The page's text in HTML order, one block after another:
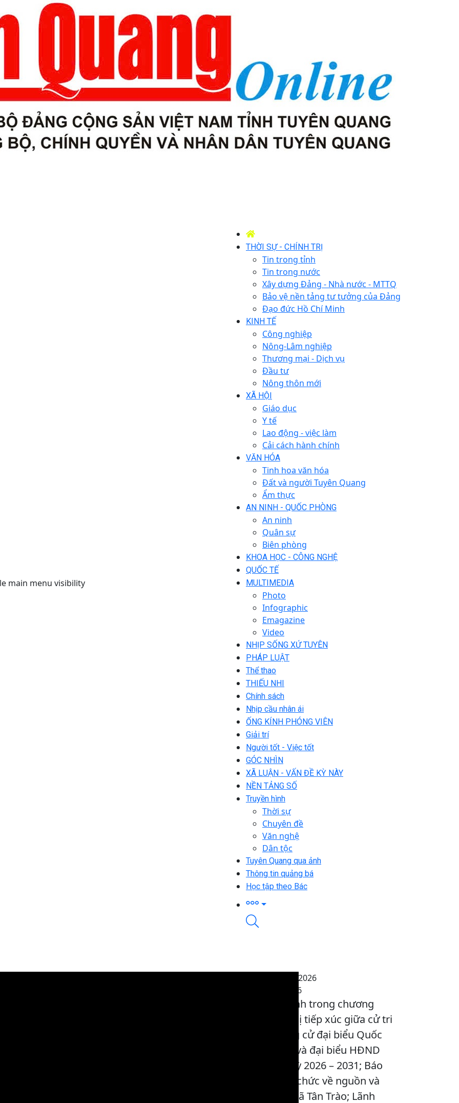
main menu visibility
THỜI SỰ - CHÍNH TRỊ
Tin trong tỉnh
Tin trong nước
Xây dựng Đảng - Nhà nước - MTTQ
Bảo vệ nền tảng tư tưởng của Đảng
Đạo đức Hồ Chí Minh
KINH TẾ
Công nghiệp
Nông-Lâm nghiệp
Thương mại - Dịch vụ
Đầu tư
Nông thôn mới
XÃ HỘI
Giáo dục
Y tế
Lao động - việc làm
Cải cách hành chính
VĂN HÓA
Tinh hoa văn hóa
Đất và người Tuyên Quang
Ẩm thực
AN NINH - QUỐC PHÒNG
An ninh
Quân sự
Biên phòng
KHOA HỌC - CÔNG NGHỆ
QUỐC TẾ
MULTIMEDIA
Photo
Infographic
Emagazine
Video
NHỊP SỐNG XỨ TUYÊN
PHÁP LUẬT
Thể thao
THIẾU NHI
Chính sách
Nhịp cầu nhân ái
ỐNG KÍNH PHÓNG VIÊN
Giải trí
Người tốt - Việc tốt
GÓC NHÌN
XÃ LUẬN - VẤN ĐỀ KỲ NÀY
NỀN TẢNG SỐ
Truyền hình
Thời sự
Chuyên đề
Văn nghệ
Dân tộc
Tuyên Quang qua ảnh
Thông tin quảng bá
Học tập theo Bác
Thời sự trưa 6-3-2026
14:28, 06/03/2026
Nội dung chính trong chương
trình: Hội nghị tiếp xúc giữa cử tri
với người ứng cử đại biểu Quốc
hội khóa XVI và đại biểu HĐND
tỉnh, nhiệm kỳ 2026 – 2031; Báo
Nhân Dân tổ chức về nguồn và
tặng quà tại xã Tân Trào; Lãnh